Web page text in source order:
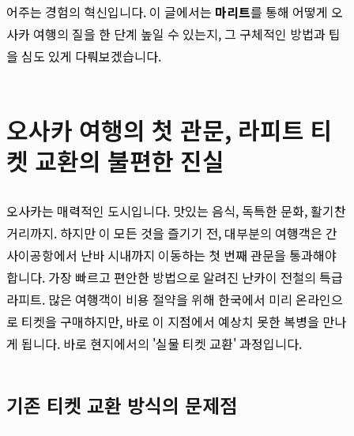
어주는 경험의 혁신입니다. 이 글에서는 마리트를 통해 어떻게 오
사카 여행의 질을 한 단계 높일 수 있는지, 그 구체적인 방법과 팁
을 심도 있게 다뤄보겠습니다.
오사카 여행의 첫 관문, 라피트 티
켓 교환의 불편한 진실
오사카는 매력적인 도시입니다. 맛있는 음식, 독특한 문화, 활기찬
거리까지. 하지만 이 모든 것을 즐기기 전, 대부분의 여행객은 간
사이공항에서 난바 시내까지 이동하는 첫 번째 관문을 통과해야
합니다. 가장 빠르고 편안한 방법으로 알려진 난카이 전철의 특급
라피트. 많은 여행객이 비용 절약을 위해 한국에서 미리 온라인으
로 티켓을 구매하지만, 바로 이 지점에서 예상치 못한 복병을 만나
게 됩니다. 바로 현지에서의 '실물 티켓 교환' 과정입니다.
기존 티켓 교환 방식의 문제점